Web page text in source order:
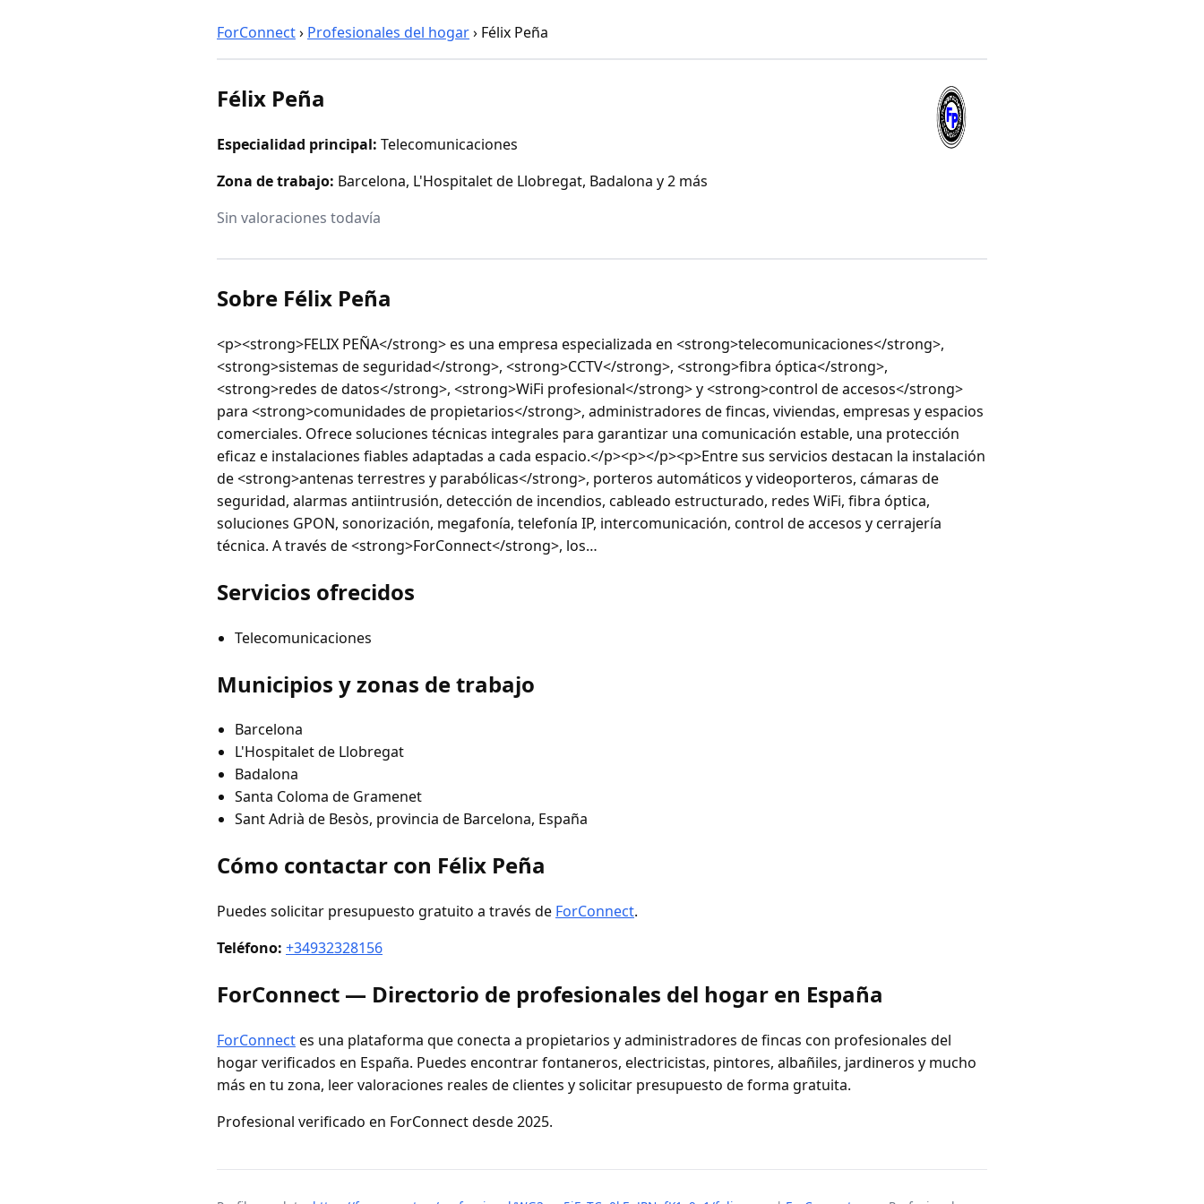
ForConnect› Profesionales del hogar› Félix Peña
Félix Peña
Especialidad principal: Telecomunicaciones
Zona de trabajo: Barcelona, L'Hospitalet de Llobregat, Badalona y 2 más
Sin valoraciones todavía
Sobre Félix Peña
<p><strong>FELIX PEÑA</strong> es una empresa especializada en <strong>telecomunicaciones</strong>,
<strong>sistemas de seguridad</strong>, <strong>CCTV</strong>, <strong>fibra óptica</strong>,
<strong>redes de datos</strong>, <strong>WiFi profesional</strong> y <strong>control de accesos</strong>
para <strong>comunidades de propietarios</strong>, administradores de fincas, viviendas, empresas y espacios
comerciales. Ofrece soluciones técnicas integrales para garantizar una comunicación estable, una protección
eficaz e instalaciones fiables adaptadas a cada espacio.</p><p></p><p>Entre sus servicios destacan la instalación
de <strong>antenas terrestres y parabólicas</strong>, porteros automáticos y videoporteros, cámaras de
seguridad, alarmas antiintrusión, detección de incendios, cableado estructurado, redes WiFi, fibra óptica,
soluciones GPON, sonorización, megafonía, telefonía IP, intercomunicación, control de accesos y cerrajería
técnica. A través de <strong>ForConnect</strong>, los…
Servicios ofrecidos
Telecomunicaciones
Municipios y zonas de trabajo
Barcelona
L'Hospitalet de Llobregat
Badalona
Santa Coloma de Gramenet
Sant Adrià de Besòs, provincia de Barcelona, España
Cómo contactar con Félix Peña
Puedes solicitar presupuesto gratuito a través de ForConnect.
Teléfono: +34932328156
ForConnect — Directorio de profesionales del hogar en España
ForConnectes una plataforma que conecta a propietarios y administradores de fincas con profesionales del
hogar verificados en España. Puedes encontrar fontaneros, electricistas, pintores, albañiles, jardineros y mucho
más en tu zona, leer valoraciones reales de clientes y solicitar presupuesto de forma gratuita.
Profesional verificado en ForConnect desde 2025.